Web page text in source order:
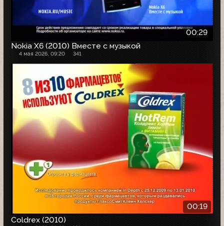
00:29
Nokia X6 (2010) Вместе с музыкой
4 мая 2026, 09:20 341
00:19
Coldrex (2010)